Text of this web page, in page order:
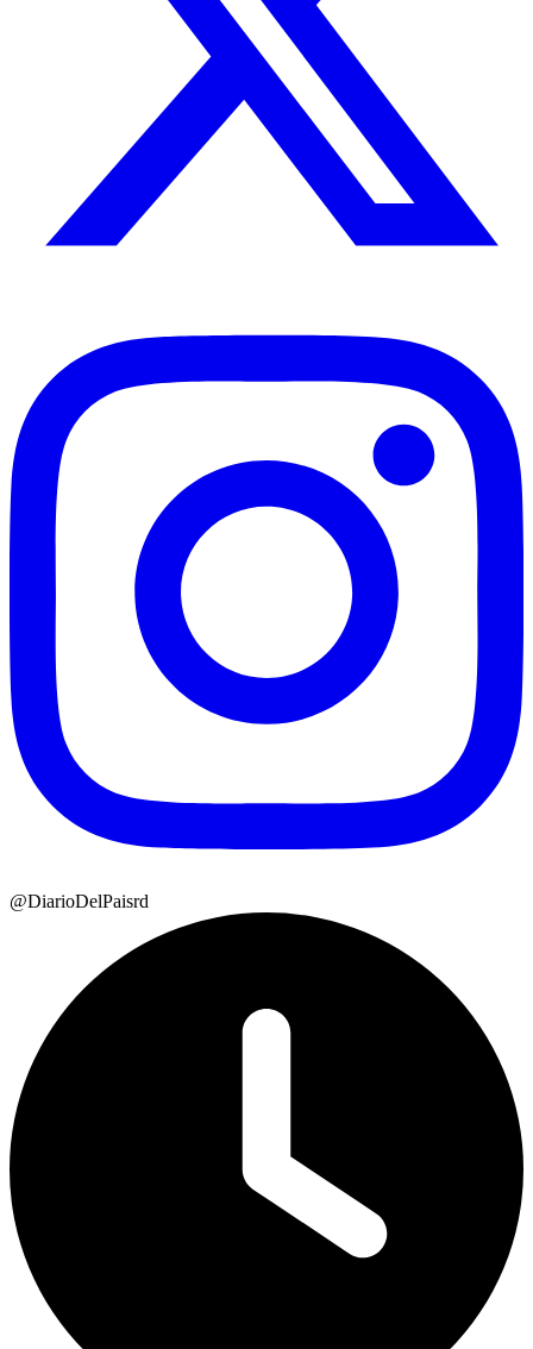
@DiarioDelPaisrd